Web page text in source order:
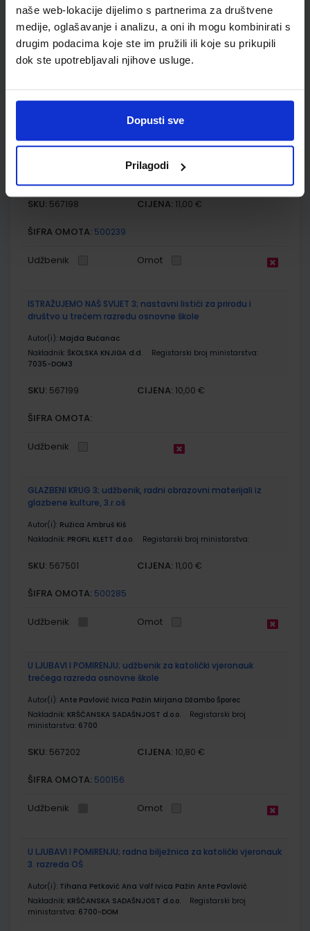
naše web-lokacije dijelimo s partnerima za društvene
medije, oglašavanje i analizu, a oni ih mogu kombinirati s
drugim podacima koje ste im pružili ili koje su prikupili
dok ste upotrebljavali njihove usluge.
Dopusti sve
Prilagodi
SKU:567197 CIJENA:10,80 €
ŠIFRA OMOTA:500239
ISTRAŽUJEMO NAŠ SVIJET 3; radna bilježnica za prirodu i
društvo u trećem razredu osnovne škole
ŠKOLSKA KNJIGA d.d.
Registarski broj ministarstva:
SKU: 567198 CIJENA: 11,00 €
ŠIFRA OMOTA: 500239
Udžbenik Omot
ISTRAŽUJEMO NAŠ SVIJET 3; nastavni listići za prirodu i
društvo u trećem razredu osnovne škole
Autor(i): Majda Bučanac
Nakladnik: ŠKOLSKA KNJIGA d.d.
Registarski broj ministarstva:
7035-DOM3
SKU: 567199 CIJENA: 10,00 €
ŠIFRA OMOTA:
Udžbenik
GLAZBENI KRUG 3; udžbenik, radni obrazovni materijali iz
glazbene kulture, 3.r.oš
Autor(i): Ružica Ambruš Kiš
Nakladnik: PROFIL KLETT d.o.o. Registarski broj ministarstva:
SKU: 567501 CIJENA: 11,00 €
ŠIFRA OMOTA: 500285
Udžbenik Omot
U LJUBAVI I POMIRENJU; udžbenik za katolički vjeronauk
trećega razreda osnovne škole
Autor(i): Ante Pavlović Ivica Pažin Mirjana Džambo Šporec
Nakladnik: KRŠĆANSKA SADAŠNJOST d.o.o.
Registarski broj
ministarstva: 6700
SKU: 567202 CIJENA: 10,80 €
ŠIFRA OMOTA: 500156
Udžbenik Omot
U LJUBAVI I POMIRENJU; radna bilježnica za katolički vjeronauk
3. razreda OŠ
Autor(i): Tihana Petković Ana Volf Ivica Pažin Ante Pavlović
Nakladnik: KRŠĆANSKA SADAŠNJOST d.o.o.
Registarski broj
ministarstva: 6700-DOM